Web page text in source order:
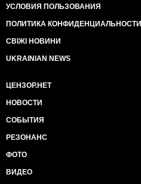
УСЛОВИЯ ПОЛЬЗОВАНИЯ
ПОЛИТИКА КОНФИДЕНЦИАЛЬНОСТИ
СВІЖІ НОВИНИ
UKRAINIAN NEWS
ЦЕНЗОР.НЕТ
НОВОСТИ
СОБЫТИЯ
РЕЗОНАНС
ФОТО
ВИДЕО